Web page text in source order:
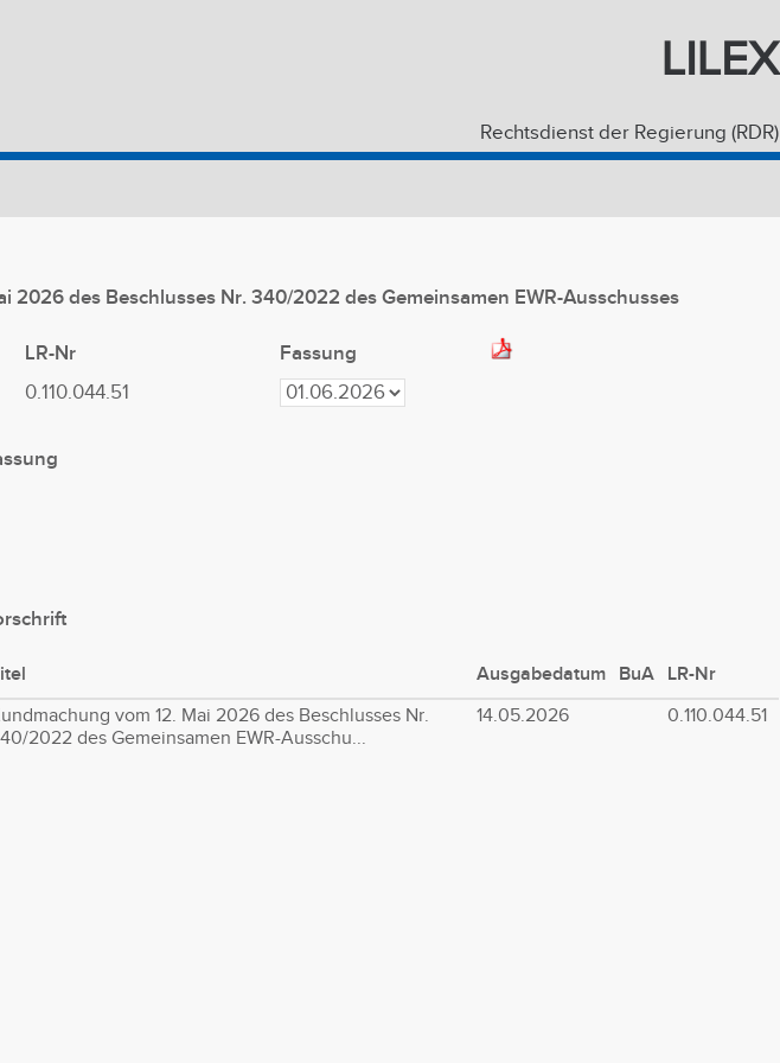
LILEX
Rechtsdienst der Regierung (RDR)
2026 des Beschlusses Nr. 340/2022 des Gemeinsamen EWR-Ausschusses
LR-Nr
Fassung
0.110.044.51
Ausgabedatum BuA
LR-Nr
vom 12. Mai 2026 des Beschlusses Nr.
2022 des Gemeinsamen EWR-Ausschu...
14.05.2026 0.110.044.51